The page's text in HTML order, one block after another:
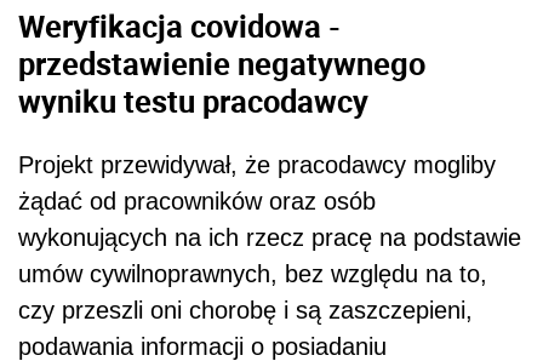
Weryfikacja covidowa -
przedstawienie negatywnego
wyniku testu pracodawcy
Projekt przewidywał, że pracodawcy mogliby
żądać od pracowników oraz osób
wykonujących na ich rzecz pracę na podstawie
umów cywilnoprawnych, bez względu na to,
czy przeszli oni chorobę i są zaszczepieni,
podawania informacji o posiadaniu